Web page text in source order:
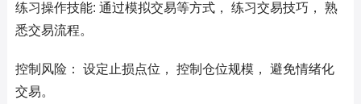
练习操作技能: 通过模拟交易等方式， 练习交易技巧， 熟
悉交易流程。
控制风险： 设定止损点位， 控制仓位规模， 避免情绪化
交易。